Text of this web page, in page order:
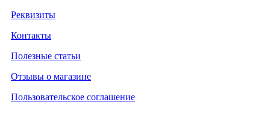
Реквизиты
Контакты
Полезные статьи
Отзывы о магазине
Пользовательское соглашение